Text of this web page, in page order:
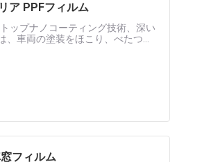
ア PPFフィルム
ップナノコーティング技術、深い
車両の塗装をほこり、べたつき
フィルム